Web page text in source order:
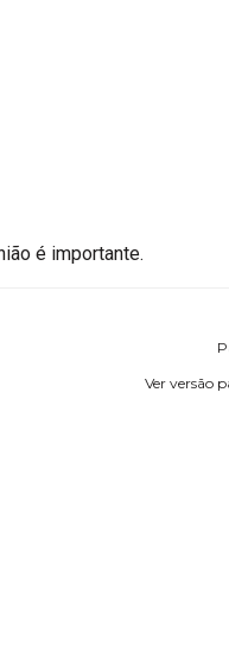
é importante.
Ver versão